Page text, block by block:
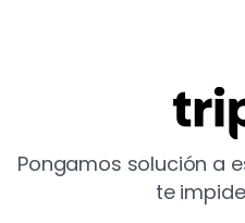
Pongamos solución a
te